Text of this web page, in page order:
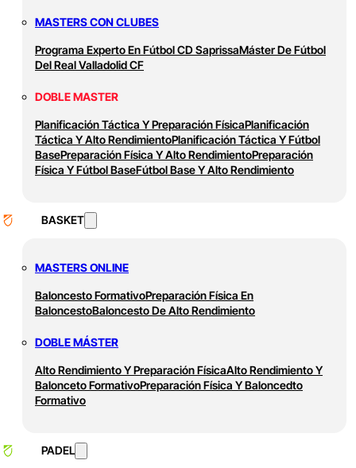
MASTERS CON CLUBES
Programa Experto En Fútbol CD SaprissaMáster De Fútbol
Del Real Valladolid CF
DOBLE MASTER
Planificación Táctica Y Preparación FísicaPlanificación
Táctica Y Alto RendimientoPlanificación Táctica Y Fútbol
BasePreparación Física Y Alto RendimientoPreparación
Física Y Fútbol BaseFútbol Base Y Alto Rendimiento
BASKET
MASTERS ONLINE
Baloncesto FormativoPreparación Física En
BaloncestoBaloncesto De Alto Rendimiento
DOBLE MÁSTER
Alto Rendimiento Y Preparación FísicaAlto Rendimiento Y
Balonceto FormativoPreparación Física Y Baloncedto
Formativo
PADEL